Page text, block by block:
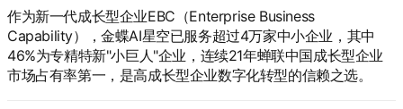
作为新一代成长型企业EBC（Enterprise Business
Capability），金蝶AI星空已服务超过4万家中小企业，其中
46%为专精特新"小巨人"企业，连续21年蝉联中国成长型企业
市场占有率第一，是高成长型企业数字化转型的信赖之选。